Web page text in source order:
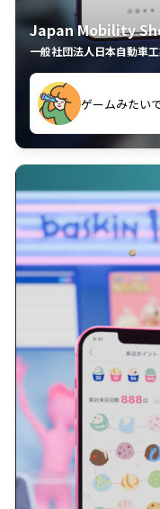
Japan Mobility
一般社団法人日本自動車
ゲームみたい
久々のモータ